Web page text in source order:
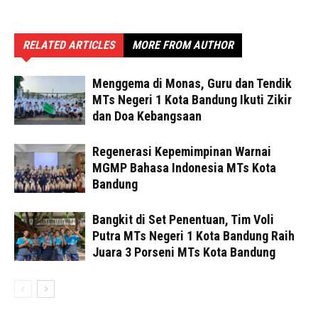
RELATED ARTICLES MORE FROM AUTHOR
Menggema di Monas, Guru dan Tendik
MTs Negeri 1 Kota Bandung Ikuti Zikir
dan Doa Kebangsaan
Regenerasi Kepemimpinan Warnai
MGMP Bahasa Indonesia MTs Kota
Bandung
Bangkit di Set Penentuan, Tim Voli
Putra MTs Negeri 1 Kota Bandung Raih
Juara 3 Porseni MTs Kota Bandung